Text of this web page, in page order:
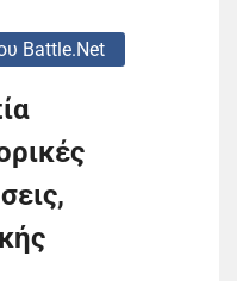
Battle.net